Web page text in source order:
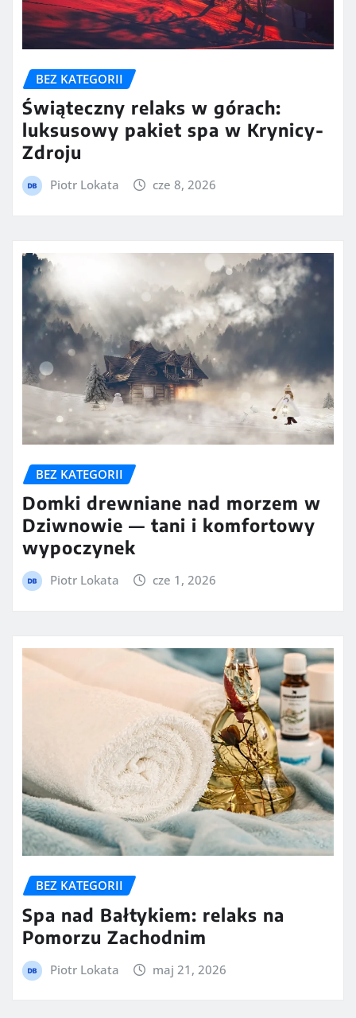
BEZ KATEGORII
Świąteczny relaks w górach:
luksusowy pakiet spa w Krynicy-
Zdroju
Piotr Lokata cze 8, 2026
BEZ KATEGORII
Domki drewniane nad morzem w
Dziwnowie — tani i komfortowy
wypoczynek
Piotr Lokata cze 1, 2026
BEZ KATEGORII
Spa nad Bałtykiem: relaks na
Pomorzu Zachodnim
Piotr Lokata maj 21, 2026